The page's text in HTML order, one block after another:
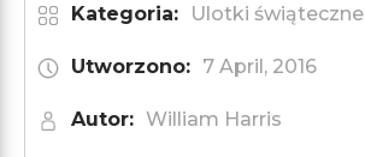
Kategoria: Ulotki świąteczne
Utworzono: 7 April, 2016
Autor: William Harris